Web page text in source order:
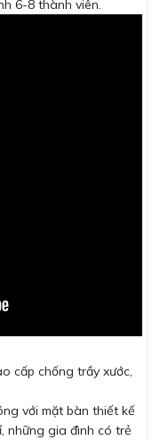
6-8 thành viên.
cấp chống trầy xước,
với mặt bàn thiết kế
những gia đình có trẻ